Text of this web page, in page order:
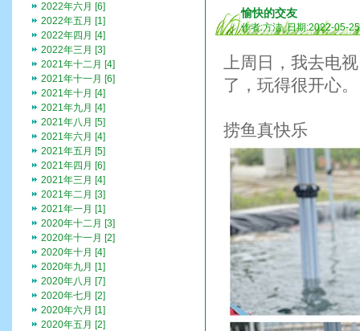
愉快的交友
作者:方洁 日期:2022-05-25
上周日，我去电
了，玩得很开心。
捞鱼真快乐
2022年六月 [6]
2022年五月 [1]
2022年四月 [4]
2022年三月 [3]
2021年十二月 [4]
2021年十一月 [6]
2021年十月 [4]
2021年九月 [4]
2021年八月 [5]
2021年六月 [4]
2021年五月 [5]
2021年四月 [6]
2021年三月 [4]
2021年二月 [3]
2021年一月 [1]
2020年十二月 [3]
2020年十一月 [2]
2020年十月 [4]
2020年九月 [1]
2020年八月 [7]
2020年七月 [2]
2020年六月 [1]
2020年五月 [2]